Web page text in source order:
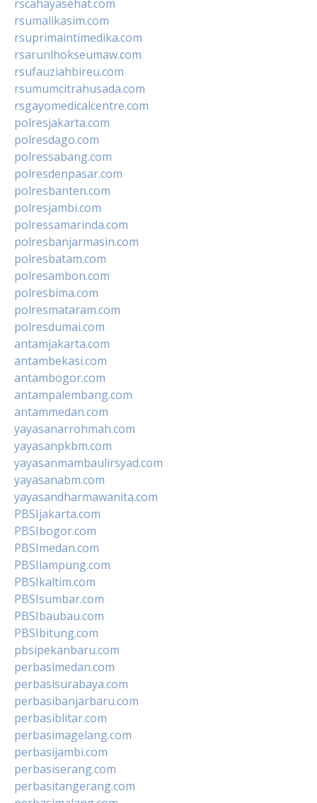
rscahayasehat.com
rsumalikasim.com
rsuprimaintimedika.com
rsarunlhokseumaw.com
rsufauziahbireu.com
rsumumcitrahusada.com
rsgayomedicalcentre.com
polresjakarta.com
polresdago.com
polressabang.com
polresdenpasar.com
polresbanten.com
polresjambi.com
polressamarinda.com
polresbanjarmasin.com
polresbatam.com
polresambon.com
polresbima.com
polresmataram.com
polresdumai.com
antamjakarta.com
antambekasi.com
antambogor.com
antampalembang.com
antammedan.com
yayasanarrohmah.com
yayasanpkbm.com
yayasanmambaulirsyad.com
yayasanabm.com
yayasandharmawanita.com
PBSIjakarta.com
PBSIbogor.com
PBSImedan.com
PBSIlampung.com
PBSIkaltim.com
PBSIsumbar.com
PBSIbaubau.com
PBSIbitung.com
pbsipekanbaru.com
perbasimedan.com
perbasisurabaya.com
perbasibanjarbaru.com
perbasiblitar.com
perbasimagelang.com
perbasijambi.com
perbasiserang.com
perbasitangerang.com